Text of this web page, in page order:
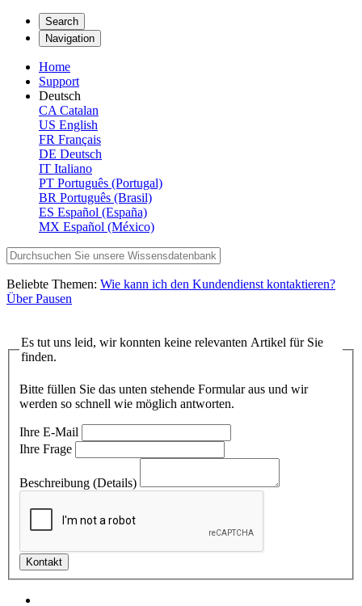
Search
Navigation
Home
Support
Deutsch
CA Catalan
US English
FR Français
DE Deutsch
IT Italiano
PT Português (Portugal)
BR Português (Brasil)
ES Español (España)
MX Español (México)
Beliebte Themen: Wie kann ich den Kundendienst kontaktieren?
Über Pausen
Es tut uns leid, wir konnten keine relevanten Artikel für Sie
finden.
Bitte füllen Sie das unten stehende Formular aus und wir
werden so schnell wie möglich antworten.
Ihre E-Mail
Ihre Frage
Beschreibung (Details)